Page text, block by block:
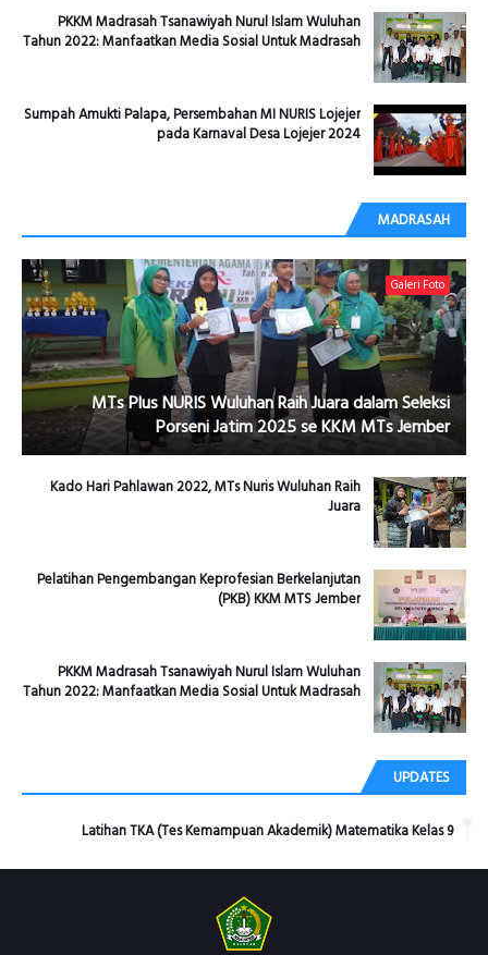
PKKM Madrasah Tsanawiyah Nurul Islam Wuluhan
Tahun 2022: Manfaatkan Media Sosial Untuk Madrasah
Sumpah Amukti Palapa, Persembahan MI NURIS Lojejer
pada Karnaval Desa Lojejer 2024
MADRASAH
Galeri Foto
MTs Plus NURIS Wuluhan Raih Juara dalam Seleksi
Porseni Jatim 2025 se KKM MTs Jember
Kado Hari Pahlawan 2022, MTs Nuris Wuluhan Raih
Juara
Pelatihan Pengembangan Keprofesian Berkelanjutan
(PKB) KKM MTS Jember
PKKM Madrasah Tsanawiyah Nurul Islam Wuluhan
Tahun 2022: Manfaatkan Media Sosial Untuk Madrasah
UPDATES
Latihan TKA (Tes Kemampuan Akademik) Matematika Kelas 9